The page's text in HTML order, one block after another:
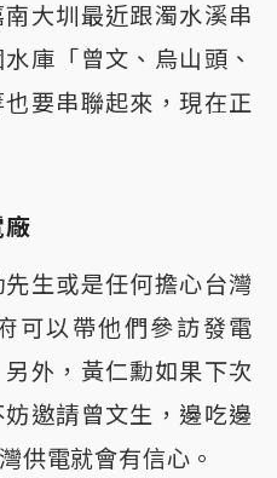
大圳最近跟濁水溪串
庫「曾文、烏山頭、
要串聯起來，現在正
生或是任何擔心台灣
可以帶他們參訪發電
外，黃仁勳如果下次
邀請曾文生，邊吃邊
供電就會有信心。